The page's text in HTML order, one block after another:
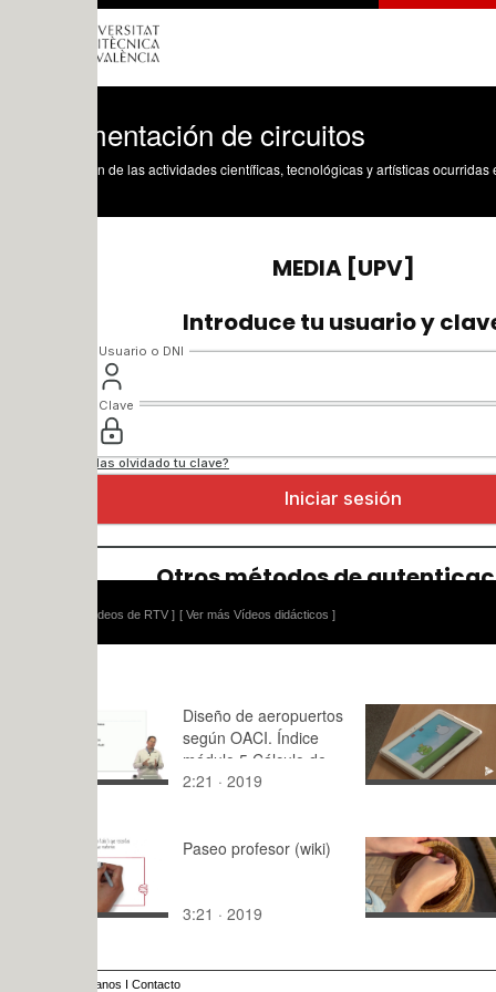
de circuitos
de las actividades científicas, tecnológicas y artísticas ocurridas en los tres
[ Ver más Vídeos didácticos ]
Diseño de aeropuertos
según OACI. Índice
módulo 5 Cálculo de
firmes
2:21 · 2019
Estudio
infantiles
2:06 · 2024
Paseo profesor (wiki)
3:21 · 2019
enreda't
1:06 · 2025